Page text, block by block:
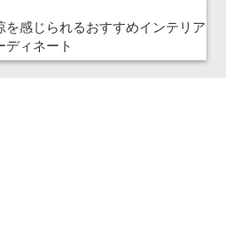
を感じられるおすすめインテリア
ディネート